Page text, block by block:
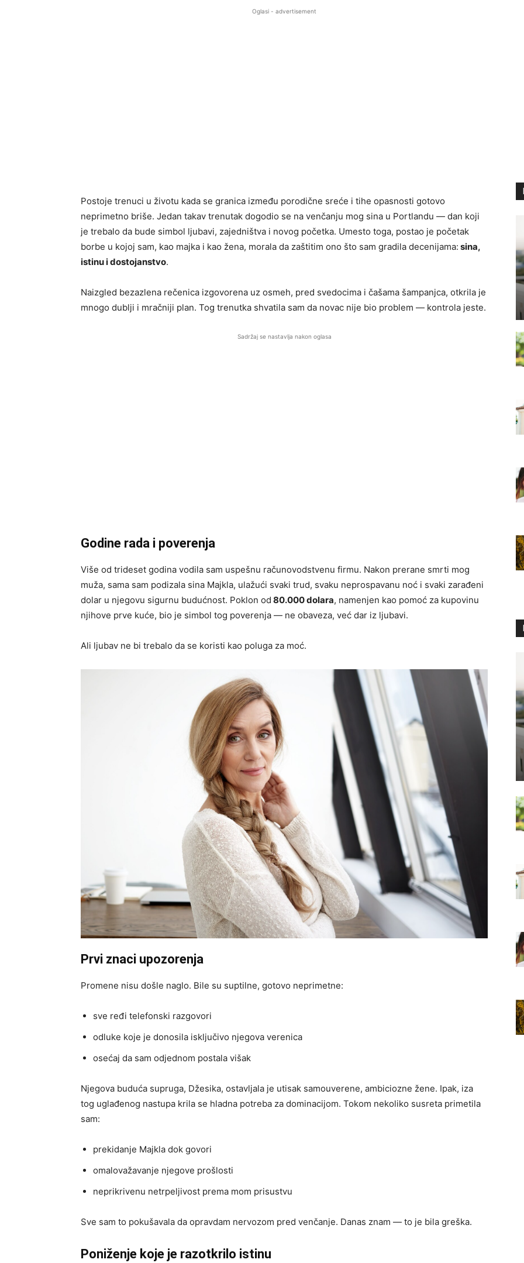
Oglasi - advertisement
Postoje trenuci u životu kada se granica između porodične sreće i tihe opasnosti gotovo
neprimetno briše. Jedan takav trenutak dogodio se na venčanju mog sina u Portlandu — dan koji
je trebalo da bude simbol ljubavi, zajedništva i novog početka. Umesto toga, postao je početak
borbe u kojoj sam, kao majka i kao žena, morala da zaštitim ono što sam gradila decenijama: sina,
istinu i dostojanstvo.
Naizgled bezazlena rečenica izgovorena uz osmeh, pred svedocima i čašama šampanjca, otkrila je
mnogo dublji i mračniji plan. Tog trenutka shvatila sam da novac nije bio problem — kontrola jeste.
Sadržaj se nastavlja nakon oglasa
Godine rada i poverenja
Više od trideset godina vodila sam uspešnu računovodstvenu firmu. Nakon prerane smrti mog
muža, sama sam podizala sina Majkla, ulažući svaki trud, svaku neprospavanu noć i svaki zarađeni
dolar u njegovu sigurnu budućnost. Poklon od 80.000 dolara, namenjen kao pomoć za kupovinu
njihove prve kuće, bio je simbol tog poverenja — ne obaveza, već dar iz ljubavi.
Ali ljubav ne bi trebalo da se koristi kao poluga za moć.
Prvi znaci upozorenja
Promene nisu došle naglo. Bile su suptilne, gotovo neprimetne:
sve ređi telefonski razgovori
odluke koje je donosila isključivo njegova verenica
osećaj da sam odjednom postala višak
Njegova buduća supruga, Džesika, ostavljala je utisak samouverene, ambiciozne žene. Ipak, iza
tog uglađenog nastupa krila se hladna potreba za dominacijom. Tokom nekoliko susreta primetila
sam:
prekidanje Majkla dok govori
omalovažavanje njegove prošlosti
neprikrivenu netrpeljivost prema mom prisustvu
Sve sam to pokušavala da opravdam nervozom pred venčanje. Danas znam — to je bila greška.
Poniženje koje je razotkrilo istinu